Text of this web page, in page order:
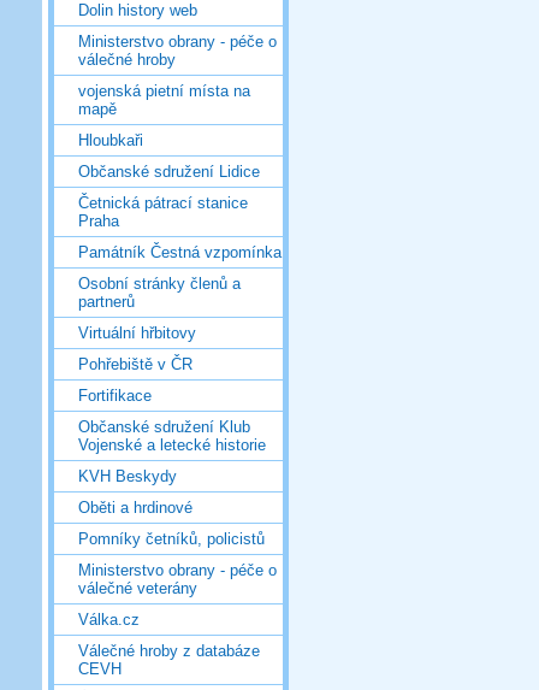
Dolin history web
Ministerstvo obrany - péče o
válečné hroby
vojenská pietní místa na
mapě
Hloubkaři
Občanské sdružení Lidice
Četnická pátrací stanice
Praha
Památník Čestná vzpomínka
Osobní stránky členů a
partnerů
Virtuální hřbitovy
Pohřebiště v ČR
Fortifikace
Občanské sdružení Klub
Vojenské a letecké historie
KVH Beskydy
Oběti a hrdinové
Pomníky četníků, policistů
Ministerstvo obrany - péče o
válečné veterány
Válka.cz
Válečné hroby z databáze
CEVH